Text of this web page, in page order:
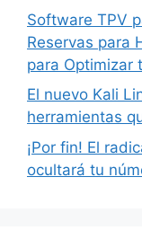
Software TPV
Reservas para
para Optimizar
El nuevo Kali
herramientas
¡Por fin! El
ocultará tu